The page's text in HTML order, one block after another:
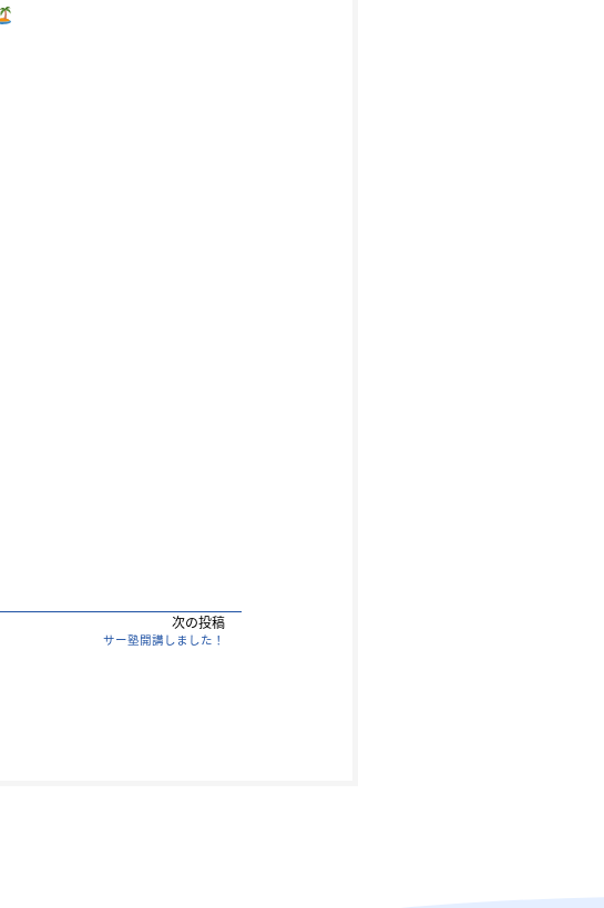
次の投稿
サー塾開講しました！